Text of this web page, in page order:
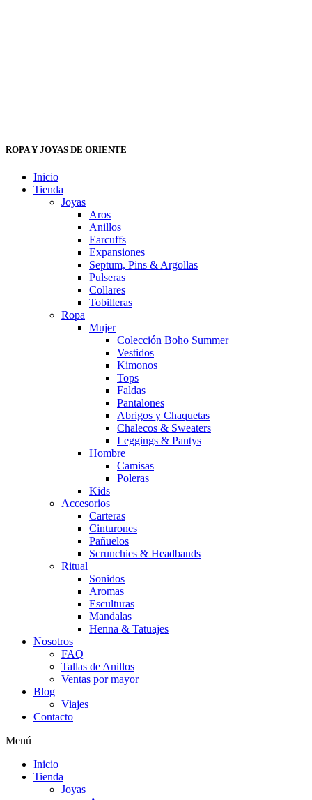
ROPA Y JOYAS DE ORIENTE
Inicio
Tienda
Joyas
Aros
Anillos
Earcuffs
Expansiones
Septum, Pins & Argollas
Pulseras
Collares
Tobilleras
Ropa
Mujer
Colección Boho Summer
Vestidos
Kimonos
Tops
Faldas
Pantalones
Abrigos y Chaquetas
Chalecos & Sweaters
Leggings & Pantys
Hombre
Camisas
Poleras
Kids
Accesorios
Carteras
Cinturones
Pañuelos
Scrunchies & Headbands
Ritual
Sonidos
Aromas
Esculturas
Mandalas
Henna & Tatuajes
Nosotros
FAQ
Tallas de Anillos
Ventas por mayor
Blog
Viajes
Contacto
Menú
Inicio
Tienda
Joyas